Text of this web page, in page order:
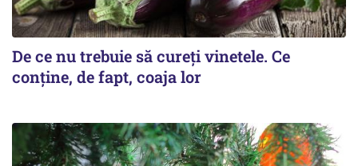
De ce nu trebuie să cureți vinetele. Ce
conține, de fapt, coaja lor